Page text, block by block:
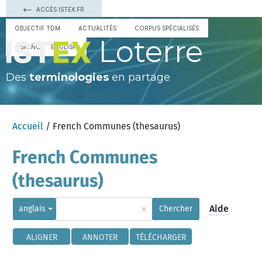
ACCÈS ISTEX.FR
OBJECTIF TDM ACTUALITÉS CORPUS SPÉCIALISÉS
ESPAÑOL ENGLISH Loterre
Des terminologies en partage
Accueil / French Communes (thesaurus)
French Communes
(thesaurus)
anglais × Chercher Aide
ALIGNER ANNOTER TÉLÉCHARGER